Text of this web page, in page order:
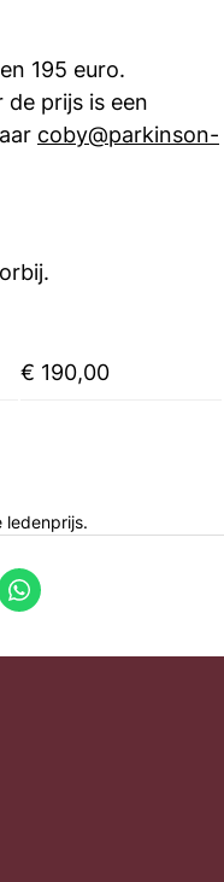
195 euro.
prijs is een
coby@parkinson-
€ 190,00
ledenprijs.
Whatsapp